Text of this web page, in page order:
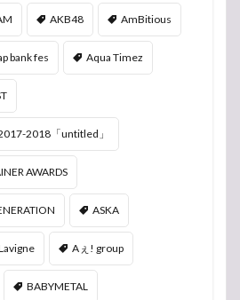
AKB48 AmBitious
bank fes Aqua Timez
2018「untitled」
AWARDS
ASKA
Aぇ! group
BABYMETAL